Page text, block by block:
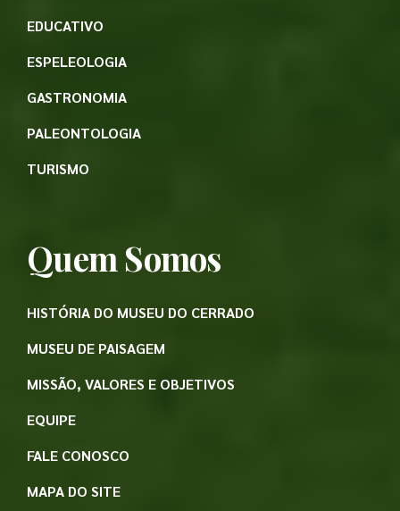
EDUCATIVO
ESPELEOLOGIA
GASTRONOMIA
PALEONTOLOGIA
TURISMO
Quem Somos
HISTÓRIA DO MUSEU DO CERRADO
MUSEU DE PAISAGEM
MISSÃO, VALORES E OBJETIVOS
EQUIPE
FALE CONOSCO
MAPA DO SITE